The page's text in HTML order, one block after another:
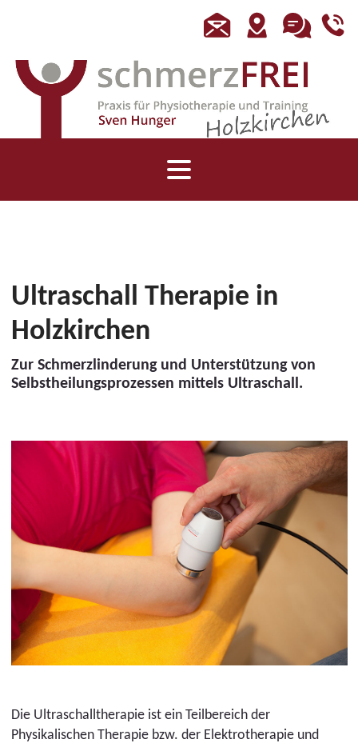
Ultraschall Therapie in
Holzkirchen
Zur Schmerzlinderung und Unterstützung von
Selbstheilungsprozessen mittels Ultraschall.
Die Ultraschalltherapie ist ein Teilbereich der
Physikalischen Therapie bzw. der Elektrotherapie und